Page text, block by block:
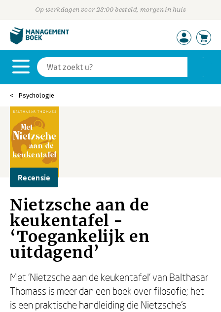
Op werkdagen voor 23:00 besteld, morgen in huis
Psychologie
Recensie
Nietzsche aan de
keukentafel -
‘Toegankelijk en
uitdagend’
Met ‘Nietzsche aan de keukentafel’ van Balthasar
Thomass is meer dan een boek over filosofie; het
is een praktische handleiding die Nietzsche’s